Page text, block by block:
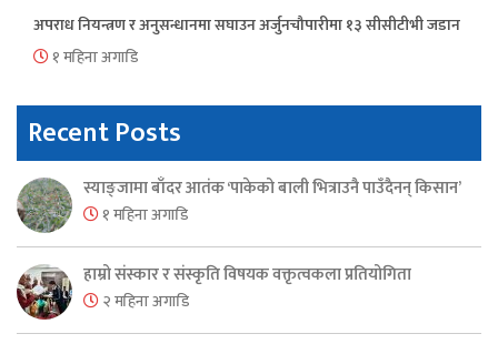
अपराध नियन्त्रण र अनुसन्धानमा सघाउन अर्जुनचौपारीमा १३ सीसीटीभी जडान
१ महिना अगाडि
Recent Posts
स्याङ्जामा बाँदर आतंक ‘पाकेको बाली भित्राउनै पाउँदैनन् किसान’
१ महिना अगाडि
हाम्रो संस्कार र संस्कृति विषयक वक्तृत्वकला प्रतियोगिता
२ महिना अगाडि